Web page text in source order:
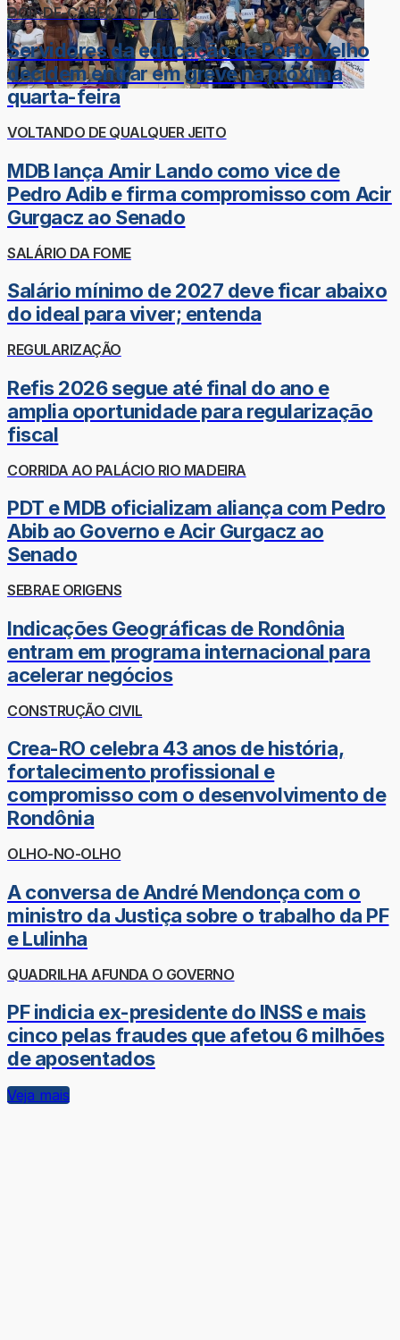
DOR-DE-CABEÇA DO LÉO
Servidores da educação de Porto Velho
decidem entrar em greve na próxima
quarta-feira
VOLTANDO DE QUALQUER JEITO
MDB lança Amir Lando como vice de
Pedro Adib e firma compromisso com Acir
Gurgacz ao Senado
SALÁRIO DA FOME
Salário mínimo de 2027 deve ficar abaixo
do ideal para viver; entenda
REGULARIZAÇÃO
Refis 2026 segue até final do ano e
amplia oportunidade para regularização
fiscal
CORRIDA AO PALÁCIO RIO MADEIRA
PDT e MDB oficializam aliança com Pedro
Abib ao Governo e Acir Gurgacz ao
Senado
SEBRAE ORIGENS
Indicações Geográficas de Rondônia
entram em programa internacional para
acelerar negócios
CONSTRUÇÃO CIVIL
Crea-RO celebra 43 anos de história,
fortalecimento profissional e
compromisso com o desenvolvimento de
Rondônia
OLHO-NO-OLHO
A conversa de André Mendonça com o
ministro da Justiça sobre o trabalho da PF
e Lulinha
QUADRILHA AFUNDA O GOVERNO
PF indicia ex-presidente do INSS e mais
cinco pelas fraudes que afetou 6 milhões
de aposentados
Veja mais